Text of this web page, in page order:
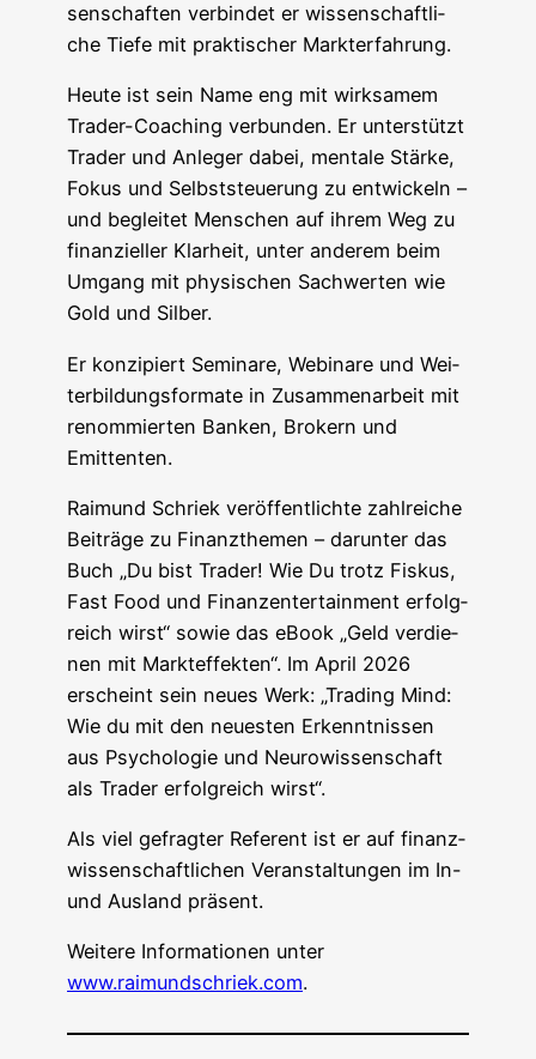
sen­schaf­ten ver­bin­det er wis­sen­schaft­li­
che Tie­fe mit prak­ti­scher Markterfahrung.
Heu­te ist sein Name eng mit wirk­sa­mem
Trader-Coa­ching ver­bun­den. Er unter­stützt
Trader und Anle­ger dabei, men­ta­le Stär­ke,
Fokus und Selbst­steue­rung zu ent­wi­ckeln –
und beglei­tet Men­schen auf ihrem Weg zu
finan­zi­el­ler Klar­heit, unter ande­rem beim
Umgang mit phy­si­schen Sach­wer­ten wie
Gold und Silber.
Er kon­zi­piert Semi­na­re, Web­i­na­re und Wei­
ter­bil­dungs­for­ma­te in Zusam­men­ar­beit mit
renom­mier­ten Ban­ken, Bro­kern und
Emittenten.
Rai­mund Schriek ver­öf­fent­lich­te zahl­rei­che
Bei­trä­ge zu Finanz­the­men – dar­un­ter das
Buch „Du bist Trader! Wie Du trotz Fis­kus,
Fast Food und Finan­zenter­tain­ment erfolg­
reich wirst“ sowie das eBook „Geld ver­die­
nen mit Markt­ef­fek­ten“. Im April 2026
erscheint sein neu­es Werk: „Tra­ding Mind:
Wie du mit den neu­es­ten Erkennt­nis­sen
aus Psy­cho­lo­gie und Neu­ro­wis­sen­schaft
als Trader erfolg­reich wirst“.
Als viel gefrag­ter Refe­rent ist er auf finanz­
wis­sen­schaft­li­chen Ver­an­stal­tun­gen im In-
und Aus­land präsent.
Wei­te­re Infor­ma­tio­nen unter
www.raimundschriek.com.